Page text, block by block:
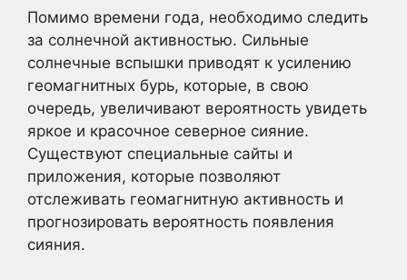
Помимо времени года, необходимо следить
за солнечной активностью. Сильные
солнечные вспышки приводят к усилению
геомагнитных бурь, которые, в свою
очередь, увеличивают вероятность увидеть
яркое и красочное северное сияние.
Существуют специальные сайты и
приложения, которые позволяют
отслеживать геомагнитную активность и
прогнозировать вероятность появления
сияния.